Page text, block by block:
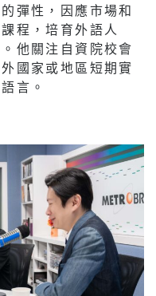
彈性，因應市場和
程，培育外語人
他關注自資院校會
國家或地區短期實
言。